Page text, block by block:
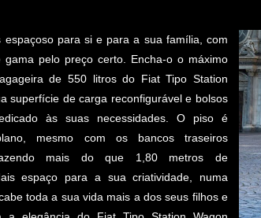
espaçoso para si e para a sua família, com
gama pelo preço certo. Encha-o o máximo
de 550 litros do Fiat Tipo Station
superfície de carga reconfigurável e bolsos
às suas necessidades. O piso é
mesmo com os bancos traseiros
mais do que 1,80 metros de
espaço para a sua criatividade, numa
toda a sua vida mais a dos seus filhos e